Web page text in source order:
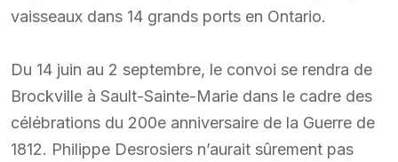
vaisseaux dans 14 grands ports en Ontario.
Du 14 juin au 2 septembre, le convoi se rendra de
Brockville à Sault-Sainte-Marie dans le cadre des
célébrations du 200e anniversaire de la Guerre de
1812. Philippe Desrosiers n’aurait sûrement pas